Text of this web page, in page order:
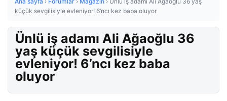
küçük sevgilisiyle evleniyor! 6’ncı kez baba oluyor
Ünlü iş adamı Ali Ağaoğlu 36
yaş küçük sevgilisiyle
evleniyor! 6’ncı kez baba
oluyor